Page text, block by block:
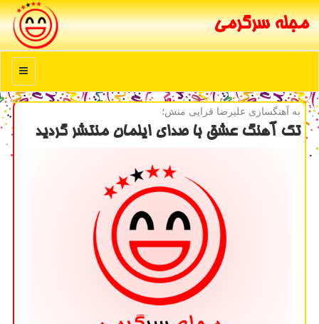
مجله سرگرمی
منو
به آهنگسازی علیرضا قرایی منش؛
تك آهنگ عشق با صدای ایلمان منتشر گردید